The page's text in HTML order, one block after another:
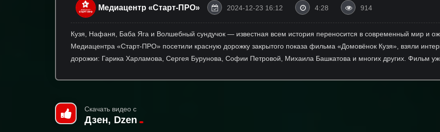
Медиацентр «Старт-ПРО» 2024-12-23 16:12 4:28 914
Кузя, Нафаня, Баба Яга и Волшебный сундучок — известная всем история переносится в современный мир и
Медиацентра «Старт-ПРО» посетили красную дорожку закрытого показа фильма «Домовёнок Кузя», взяли
дорожки: Гарика Харламова, Сергея Бурунова, Софии Петровой, Михаила Башкатова и многих других. Фильм
Скачать видео с
Дзен, Dzen